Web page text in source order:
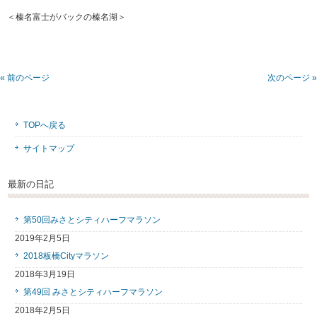
＜榛名富士がバックの榛名湖＞
« 前のページ 次のページ »
TOPへ戻る
サイトマップ
最新の日記
第50回みさとシティハーフマラソン
2019年2月5日
2018板橋Cityマラソン
2018年3月19日
第49回 みさとシティハーフマラソン
2018年2月5日